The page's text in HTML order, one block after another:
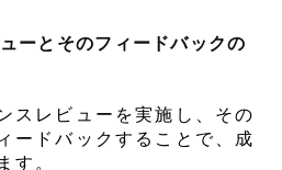
ーとそのフィードバックの
スレビューを実施し、その
ードバックすることで、成
す。